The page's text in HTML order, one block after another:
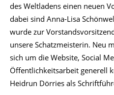
des Weltladens einen neuen
dabei sind Anna-Lisa
wurde zur
unsere Schatzmeisterin. Neu
sich um die Website, Social
Öffentlichkeitsarbeit generell
Heidrun Dörries als